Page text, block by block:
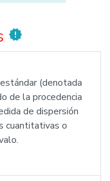
new_releases
(denotada
de la procedencia
de dispersión
cuantitativas o